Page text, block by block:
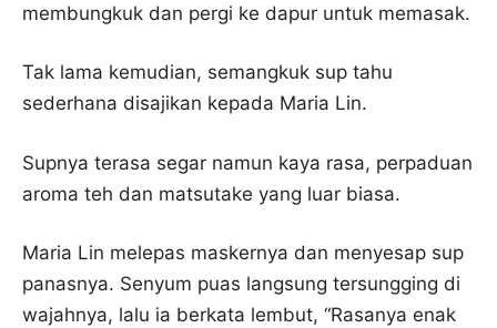
membungkuk dan pergi ke dapur untuk memasak.
Tak lama kemudian, semangkuk sup tahu
sederhana disajikan kepada Maria Lin.
Supnya terasa segar namun kaya rasa, perpaduan
aroma teh dan matsutake yang luar biasa.
Maria Lin melepas maskernya dan menyesap sup
panasnya. Senyum puas langsung tersungging di
wajahnya, lalu ia berkata lembut, “Rasanya enak